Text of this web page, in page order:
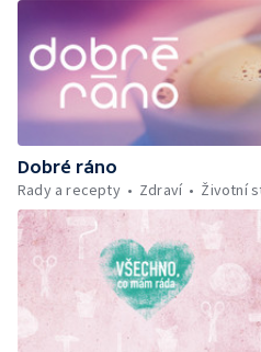
Dobré ráno
Rady a recepty
Zdraví Životní